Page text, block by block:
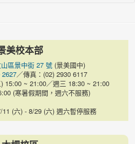
美校本部
區景中街 27 號 (景美國中)
2627／傳真：(02) 2930 6117
15:00 ~ 21:00／週三 18:30 ~ 21:00
(寒暑假期間，週六不服務)
(六) - 8/29 (六) 週六暫停服務